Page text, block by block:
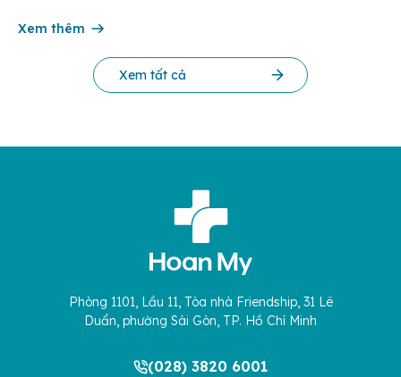
cứu Phát triển Doanh nghiệp Châu Á […]
Xem thêm
Xem tất cả
Phòng 1101, Lầu 11, Tòa nhà Friendship, 31 Lê
Duẩn, phường Sài Gòn, TP. Hồ Chí Minh
(028) 3820 6001